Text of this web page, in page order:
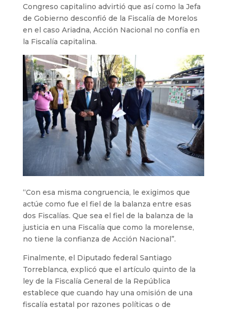
Congreso capitalino advirtió que así como la Jefa
de Gobierno desconfió de la Fiscalía de Morelos
en el caso Ariadna, Acción Nacional no confía en
la Fiscalía capitalina.
“Con esa misma congruencia, le exigimos que
actúe como fue el fiel de la balanza entre esas
dos Fiscalías. Que sea el fiel de la balanza de la
justicia en una Fiscalía que como la morelense,
no tiene la confianza de Acción Nacional”.
Finalmente, el Diputado federal Santiago
Torreblanca, explicó que el artículo quinto de la
ley de la Fiscalía General de la República
establece que cuando hay una omisión de una
fiscalía estatal por razones políticas o de